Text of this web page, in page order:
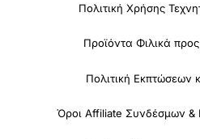
Πολιτική Χρήσης
Προϊόντα Φιλικά
Πολιτική Εκπτώσεων
Όροι Affiliate Συνδέσμων &